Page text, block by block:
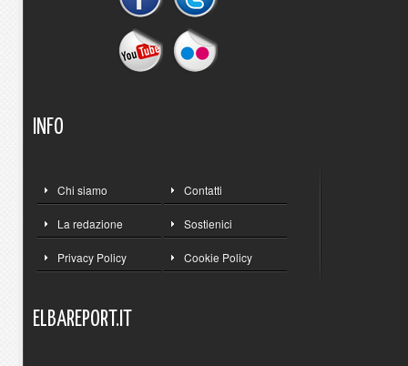
INFO
Chi siamo Contatti
La redazione Sostienici
Privacy Policy Cookie Policy
ELBAREPORT.IT